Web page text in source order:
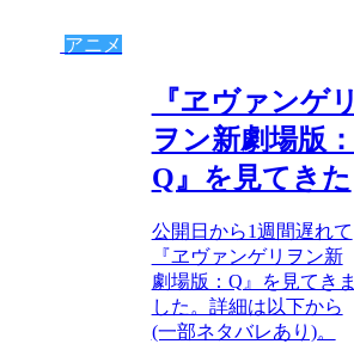
アニメ
『ヱヴァンゲリ
ヲン新劇場版：
Q』を見てきた
公開日から1週間遅れて
『ヱヴァンゲリヲン新
劇場版：Q』を見てきま
した。詳細は以下から
(一部ネタバレあり)。